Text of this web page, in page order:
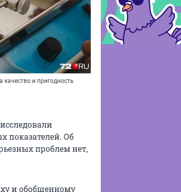
и пригодность
показателей. Об
проблем нет,
и обобщенному